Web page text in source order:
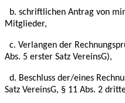
b. schriftlichen Antrag von
Mitglieder,
c. Verlangen der
Abs. 5 erster Satz VereinsG),
d. Beschluss der/eines
Satz VereinsG, § 11 Abs. 2